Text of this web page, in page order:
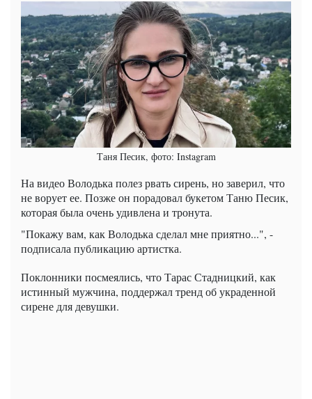
Таня Песик, фото: Instagram
На видео Володька полез рвать сирень, но заверил, что
не ворует ее. Позже он порадовал букетом Таню Песик,
которая была очень удивлена и тронута.
"Покажу вам, как Володька сделал мне приятно...", -
подписала публикацию артистка.
Поклонники посмеялись, что Тарас Стадницкий, как
истинный мужчина, поддержал тренд об украденной
сирене для девушки.